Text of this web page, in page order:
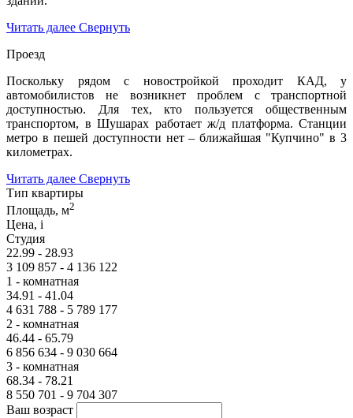
Читать далее Свернуть
Проезд
Поскольку рядом с новостройкой проходит КАД, у
автомобилистов не возникнет проблем с транспортной
доступностью. Для тех, кто пользуется общественным
транспортом, в Шушарах работает ж/д платформа. Станции
метро в пешей доступности нет – ближайшая "Купчино" в 3
километрах.
Читать далее Свернуть
Тип квартиры
Площадь, м2
Цена, i
Студия
22.99 - 28.93
3 109 857 - 4 136 122
1 - комнатная
34.91 - 41.04
4 631 788 - 5 789 177
2 - комнатная
46.44 - 65.79
6 856 634 - 9 030 664
3 - комнатная
68.34 - 78.21
8 550 701 - 9 704 307
Ваш возраст